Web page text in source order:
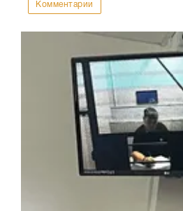
Комментарии